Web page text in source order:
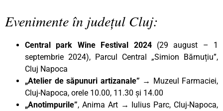
Evenimente în județul Cluj:
Central park Wine Festival 2024(29 august – 1
septembrie 2024), Parcul Central „Simion Bărnuțiu”,
Cluj Napoca
„Atelier de săpunuri artizanale” → Muzeul Farmaciei,
Cluj-Napoca, orele 10.00, 11.30 și 14.00
„Anotimpurile”, Anima Art → Iulius Parc, Cluj-Napoca,